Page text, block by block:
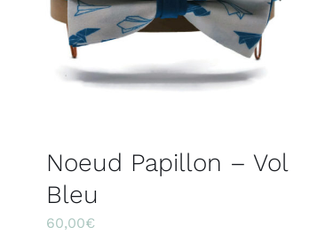
Noeud Papillon – Vol
Bleu
60,00€